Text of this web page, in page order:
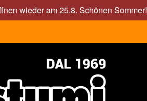
wieder am 25.8. Schönen Sommer!